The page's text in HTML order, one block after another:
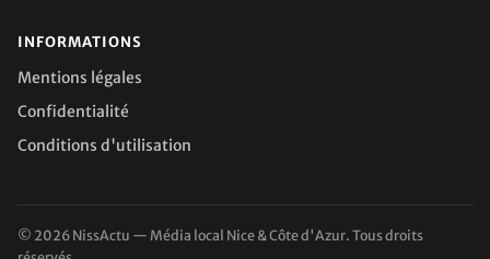
INFORMATIONS
Mentions légales
Confidentialité
Conditions d'utilisation
© 2026 NissActu — Média local Nice & Côte d'Azur. Tous droits